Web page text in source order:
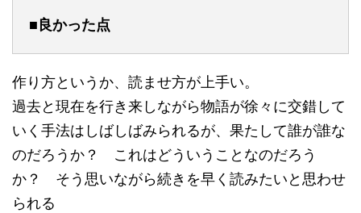
■良かった点
作り方というか、読ませ方が上手い。
過去と現在を行き来しながら物語が徐々に交錯して
いく手法はしばしばみられるが、果たして誰が誰な
のだろうか？ これはどういうことなのだろう
か？ そう思いながら続きを早く読みたいと思わせ
られる